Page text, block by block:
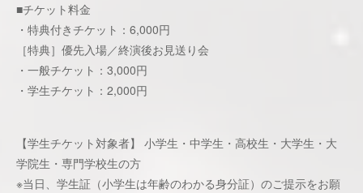
■チケット料金
・特典付きチケット：6,000円
［特典］優先入場／終演後お見送り会
・一般チケット：3,000円
・学生チケット：2,000円
【学生チケット対象者】 小学生・中学生・高校生・大学生・大
学院生・専門学校生の方
※当日、学生証（小学生は年齢のわかる身分証）のご提示をお願